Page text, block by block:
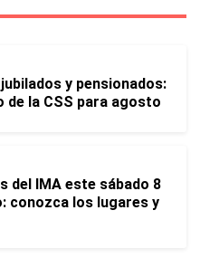
y pensionados:
de la CSS para agosto
del IMA este sábado 8
conozca los lugares y